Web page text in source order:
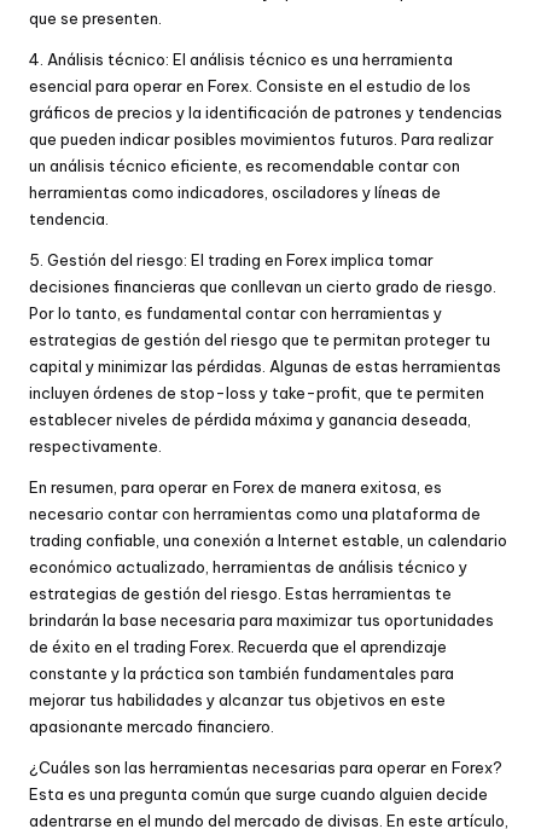
que se presenten.
4. Análisis técnico: El análisis técnico es una herramienta
esencial para operar en Forex. Consiste en el estudio de los
gráficos de precios y la identificación de patrones y tendencias
que pueden indicar posibles movimientos futuros. Para realizar
un análisis técnico eficiente, es recomendable contar con
herramientas como indicadores, osciladores y líneas de
tendencia.
5. Gestión del riesgo: El trading en Forex implica tomar
decisiones financieras que conllevan un cierto grado de riesgo.
Por lo tanto, es fundamental contar con herramientas y
estrategias de gestión del riesgo que te permitan proteger tu
capital y minimizar las pérdidas. Algunas de estas herramientas
incluyen órdenes de stop-loss y take-profit, que te permiten
establecer niveles de pérdida máxima y ganancia deseada,
respectivamente.
En resumen, para operar en Forex de manera exitosa, es
necesario contar con herramientas como una plataforma de
trading confiable, una conexión a Internet estable, un calendario
económico actualizado, herramientas de análisis técnico y
estrategias de gestión del riesgo. Estas herramientas te
brindarán la base necesaria para maximizar tus oportunidades
de éxito en el trading Forex. Recuerda que el aprendizaje
constante y la práctica son también fundamentales para
mejorar tus habilidades y alcanzar tus objetivos en este
apasionante mercado financiero.
¿Cuáles son las herramientas necesarias para operar en Forex?
Esta es una pregunta común que surge cuando alguien decide
adentrarse en el mundo del mercado de divisas. En este artículo,